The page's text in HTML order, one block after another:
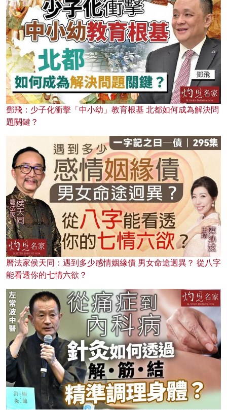
鄧飛：少子化衝擊「中小幼」教育根基 北都如何成為解決問
題關鍵？
曆法家侯天同：遇到多少感情姻緣債 男女命途迥異？ 從八字
能看透你的七情六欲？